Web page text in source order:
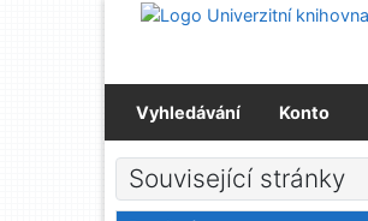
Přejít na obsah
Vyhledávání Konto
Související stránky